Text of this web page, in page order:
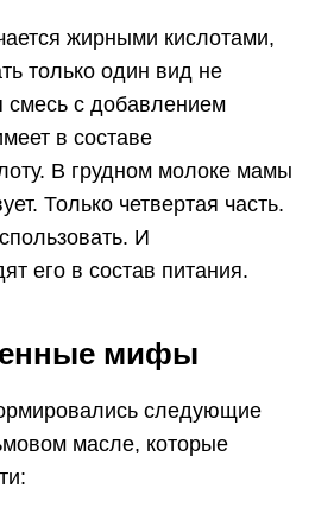
жирными кислотами,
только один вид не
смесь с добавлением
в составе
В грудном молоке мамы
Только четвертая часть.
И
его в состав питания.
мифы
следующие
масле, которые